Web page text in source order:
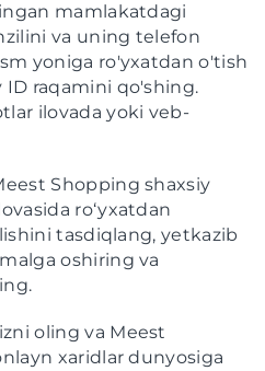
mamlakatdagi
va uning telefon
yoniga ro'yxatdan o'tish
ID raqamini qo'shing.
ilovada yoki veb-
Shopping shaxsiy
roʻyxatdan
tasdiqlang, yetkazib
oshiring va
oling va Meest
xaridlar dunyosiga